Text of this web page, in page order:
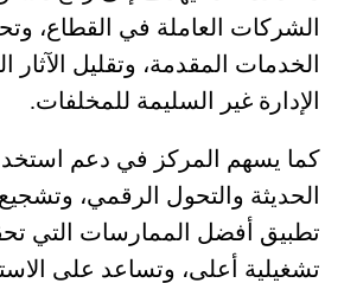
الشركات العاملة في القطاع،
الخدمات المقدمة، وتقليل الآثار
الإدارة غير السليمة للمخلفات.
كما يسهم المركز في دعم
الحديثة والتحول الرقمي،
تطبيق أفضل الممارسات التي
تشغيلية أعلى، وتساعد على